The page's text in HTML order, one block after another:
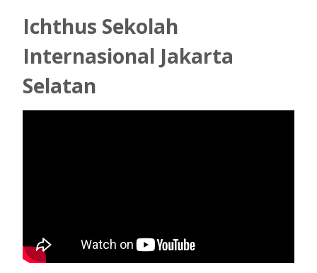
Ichthus Sekolah
Internasional Jakarta
Selatan